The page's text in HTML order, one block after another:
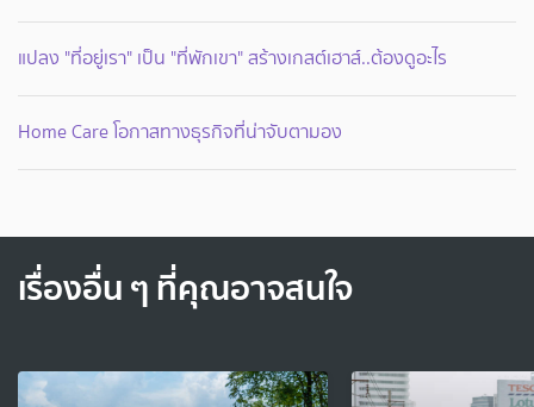
แปลง "ที่อยู่เรา" เป็น "ที่พักเขา" สร้างเกสต์เฮาส์..ต้องดูอะไร
Home Care โอกาสทางธุรกิจที่น่าจับตามอง
เรื่องอื่น ๆ ที่คุณอาจสนใจ